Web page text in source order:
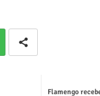
Flamengo